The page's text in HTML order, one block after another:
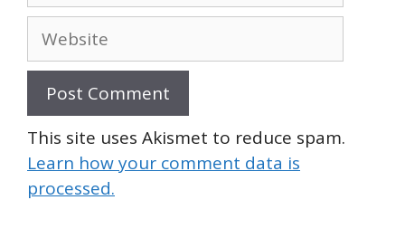
Website
This site uses Akismet to reduce spam.
Learn how your comment data is
processed.